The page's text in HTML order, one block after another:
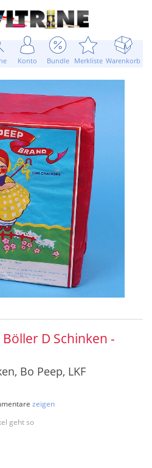
Konto Bundle Merkliste Warenkorb
Böller D Schinken -
Bo Peep, LKF
geht so
zeigen